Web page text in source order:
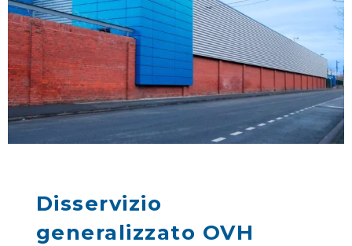
Disservizio
generalizzato OVH